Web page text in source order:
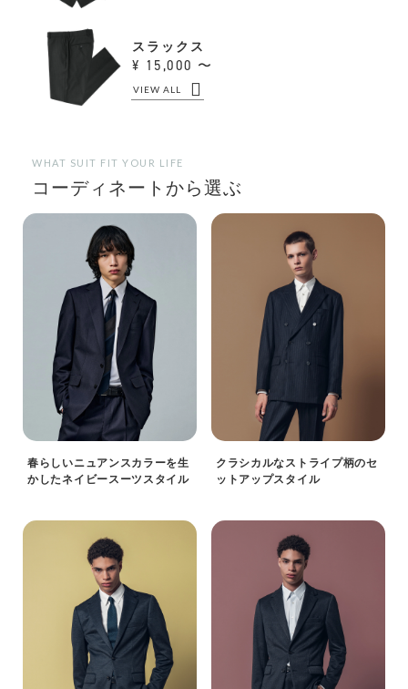
スラックス
15,000 〜
VIEW ALL
WHAT SUIT FIT YOUR LIFE
コーディネートから選ぶ
春らしいニュアンスカラーを生
かしたネイビースーツスタイル
クラシカルなストライプ柄のセ
ットアップスタイル